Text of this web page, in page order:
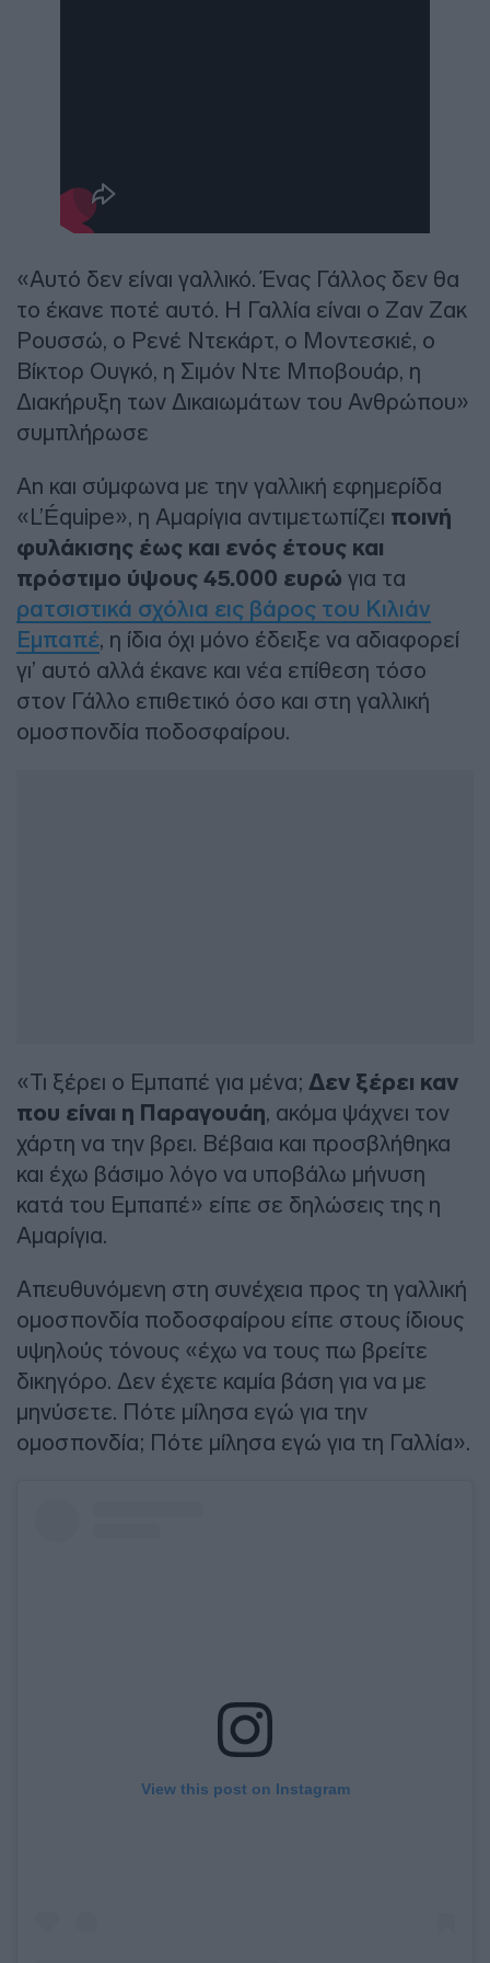
«Αυτό δεν είναι γαλλικό. Ένας Γάλλος δεν θα
το έκανε ποτέ αυτό. Η Γαλλία είναι ο Ζαν Ζακ
Ρουσσώ, ο Ρενέ Ντεκάρτ, ο Μοντεσκιέ, ο
Βίκτορ Ουγκό, η Σιμόν Ντε Μποβουάρ, η
Διακήρυξη των Δικαιωμάτων του Ανθρώπου»
συμπλήρωσε
An και σύμφωνα με την γαλλική εφημερίδα
«L’Équipe», η Αμαρίγια αντιμετωπίζει ποινή
φυλάκισης έως και ενός έτους και
πρόστιμο ύψους 45.000 ευρώ για τα
ρατσιστικά σχόλια εις βάρος του Κιλιάν
Εμπαπέ, η ίδια όχι μόνο έδειξε να αδιαφορεί
γι’ αυτό αλλά έκανε και νέα επίθεση τόσο
στον Γάλλο επιθετικό όσο και στη γαλλική
ομοσπονδία ποδοσφαίρου.
«Τι ξέρει ο Εμπαπέ για μένα; Δεν ξέρει καν
που είναι η Παραγουάη, ακόμα ψάχνει τον
χάρτη να την βρει. Βέβαια και προσβλήθηκα
και έχω βάσιμο λόγο να υποβάλω μήνυση
κατά του Εμπαπέ» είπε σε δηλώσεις της η
Αμαρίγια.
Απευθυνόμενη στη συνέχεια προς τη γαλλική
ομοσπονδία ποδοσφαίρου είπε στους ίδιους
υψηλούς τόνους «έχω να τους πω βρείτε
δικηγόρο. Δεν έχετε καμία βάση για να με
μηνύσετε. Πότε μίλησα εγώ για την
ομοσπονδία; Πότε μίλησα εγώ για τη Γαλλία».
View this post on Instagram